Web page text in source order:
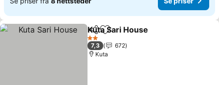
Del Legg til i favoritter
Kuta Sari House
2 Stjerner
7,3
672
Kuta